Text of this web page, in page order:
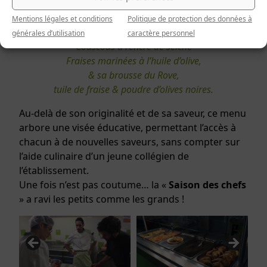
Mentions légales et conditions
générales d’utilisation
Politique de protection des données à
caractère personnel
Gaspacho de petits pois & granité de thé vert à la
mélisse,
Couscous à l’encre de seiche
Fraises marinées à l’huile d’olive,
& sa brousse du Rove,
tuile defraise & poudre d’olives noires.
Au-delà de son originalité et de sa saveur, ce menu
arbore une visée éducative, permettant l’accès à
chacun à de nouvelles saveurs, sans compter sur
l’aide culinaire d’un jeune collégien de
l’établissement.
Une fois n’est pas coutume… la « Saison des chefs
» a ravi les petits comme les grands !